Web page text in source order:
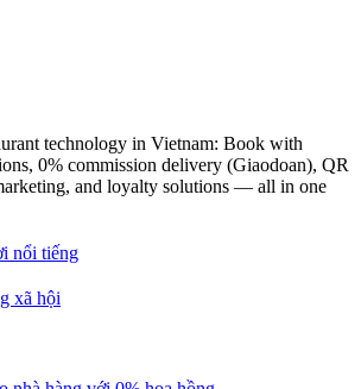
technology in Vietnam: Book with
0% commission delivery (Giaodoan), QR
and loyalty solutions — all in one
nổi tiếng
xã hội